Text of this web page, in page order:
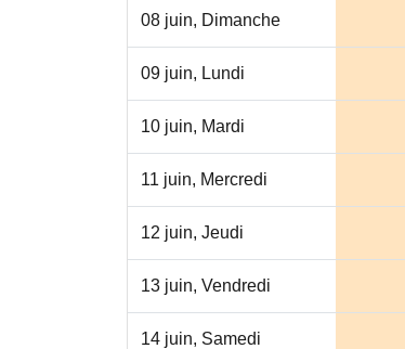
08 juin, Dimanche
09 juin, Lundi
10 juin, Mardi
11 juin, Mercredi
12 juin, Jeudi
13 juin, Vendredi
14 juin, Samedi